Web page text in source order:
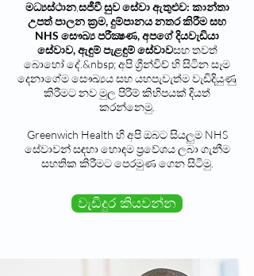
මධ්‍යස්ථාන,සජීවී සුව සේවා ඇතුළුව: කාන්තා
උපත් පාලන ක්‍රම, දුම්පානය නතර කිරීම සහ
NHS සෞඛ්‍ය පරීක්‍ෂණ, අපගේ දියවැඩියා
සේවාව, ඇඳුම් පැළඳුම් සේවාවසහ තවත්
බොහෝ දේ.&nbsp; අපි ග්‍රීන්විච් හි සිටින සෑම
දෙනාගේම සෞඛ්‍යය සහ යහපැවැත්ම වැඩිදියුණු
කිරීමට නව මුල පිරීම් කිහිපයක් දියත්
කරන්නෙමු.
Greenwich Health හි අපි ඔබට සියලුම NHS
සේවාවන් සඳහා හොඳම ප්‍රවේශය ලබා ගැනීම
සහතික කිරීමට පෙරමුණ ගෙන සිටිමු.
වැඩිදුර කියවන්න